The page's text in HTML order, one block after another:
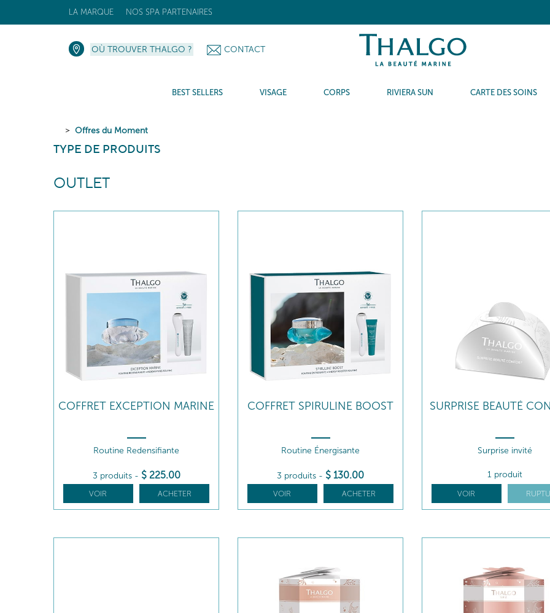
LA MARQUE NOS SPA PARTENAIRES
OÙ TROUVER THALGO ? CONTACT
BEST SELLERS VISAGE CORPS RIVIERA SUN CARTE DES SOINS
Offres du Moment
TYPE DE PRODUITS
OUTLET
COFFRET EXCEPTION MARINE
Routine Redensifiante
3 produits - $ 225.00
VOIR ACHETER
COFFRET SPIRULINE BOOST
Routine Énergisante
3 produits - $ 130.00
VOIR ACHETER
SURPRISE BEAUTÉ
Surprise invité
1 produit
VOIR